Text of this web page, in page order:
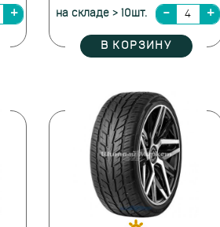
на складе > 10шт.
В КОРЗИНУ